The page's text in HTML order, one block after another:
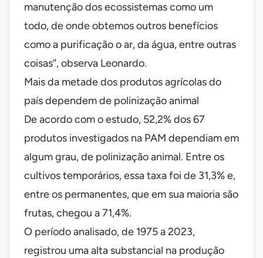
manutenção dos ecossistemas como um
todo, de onde obtemos outros benefícios
como a purificação o ar, da água, entre outras
coisas”, observa Leonardo.
Mais da metade dos produtos agrícolas do
país dependem de polinização animal
De acordo com o estudo, 52,2% dos 67
produtos investigados na PAM dependiam em
algum grau, de polinização animal. Entre os
cultivos temporários, essa taxa foi de 31,3% e,
entre os permanentes, que em sua maioria são
frutas, chegou a 71,4%.
O período analisado, de 1975 a 2023,
registrou uma alta substancial na produção